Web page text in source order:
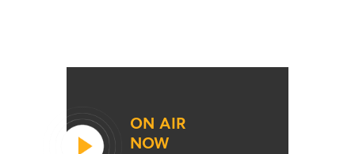
ON AIR
NOW